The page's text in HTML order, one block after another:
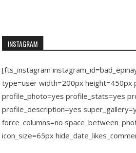
INSTAGRAM
[fts_instagram
type=user width=200px height=450px
profile_photo=yes profile_stats=yes
profile_description=yes
force_columns=no
icon_size=65px